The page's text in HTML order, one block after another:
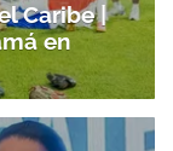
Caribe |
en